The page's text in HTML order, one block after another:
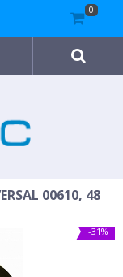
00610, 48
-31%
0